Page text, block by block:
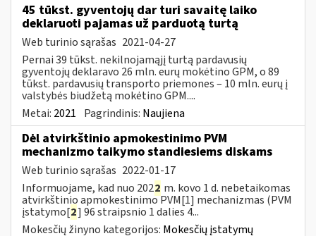
45 tūkst. gyventojų dar turi savaitę laiko
deklaruoti pajamas už parduotą turtą
Web turinio sąrašas 2021-04-27
Pernai 39 tūkst. nekilnojamąjį turtą pardavusių
gyventojų deklaravo 26 mln. eurų mokėtino GPM, o 89
tūkst. pardavusių transporto priemones – 10 mln. eurų į
valstybės biudžetą mokėtino GPM....
Metai: 2021 Pagrindinis: Naujiena
Dėl atvirkštinio apmokestinimo PVM
mechanizmo taikymo standiesiems diskams
Web turinio sąrašas 2022-01-17
Informuojame, kad nuo 2022 m. kovo 1 d. nebetaikomas
atvirkštinio apmokestinimo PVM[1] mechanizmas (PVM
įstatymo[2] 96 straipsnio 1 dalies 4...
Mokesčių žinyno kategorijos: Mokesčių įstatymų